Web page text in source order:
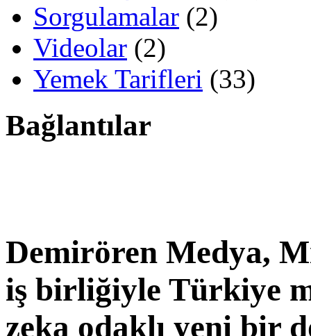
Sorgulamalar (2)
Videolar (2)
Yemek Tarifleri (33)
Bağlantılar
Demirören Medya,
iş birliğiyle Türkiye
zeka odaklı yeni bir